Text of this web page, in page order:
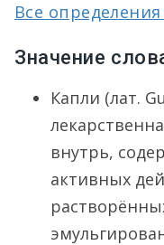
Все
Значение
Капли (лат.
внутрь,
активных